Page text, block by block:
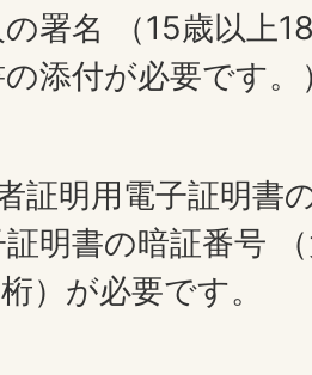
の署名 （15歳以上
添付が必要です。
証明用電子証明書
明書の暗証番号
）が必要です。